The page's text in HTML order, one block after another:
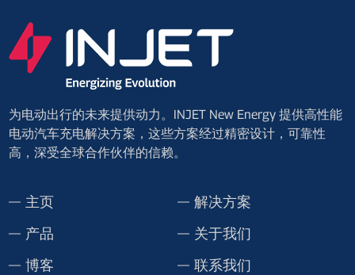
为电动出行的未来提供动力。INJET New Energy 提供高性能
电动汽车充电解决方案，这些方案经过精密设计，可靠性
高，深受全球合作伙伴的信赖。
主页
解决方案
产品
关于我们
博客
联系我们